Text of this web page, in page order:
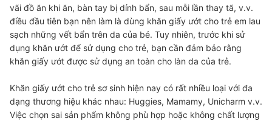
vãi đồ ăn khi ăn, bàn tay bị dính bẩn, sau mỗi lần thay tã, v.v.
điều đầu tiên bạn nên làm là dùng khăn giấy ướt cho trẻ em lau
sạch những vết bẩn trên da của bé. Tuy nhiên, trước khi sử
dụng khăn ướt để sử dụng cho trẻ, bạn cần đảm bảo rằng
khăn giấy ướt được sử dụng an toàn cho làn da của trẻ.
Khăn giấy ướt cho trẻ sơ sinh hiện nay có rất nhiều loại với đa
dạng thương hiệu khác nhau: Huggies, Mamamy, Unicharm v.v.
Việc chọn sai sản phẩm không phù hợp hoặc không chất lượng